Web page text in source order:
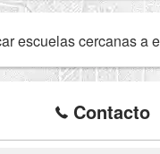
escuelas cercanas a
Contacto